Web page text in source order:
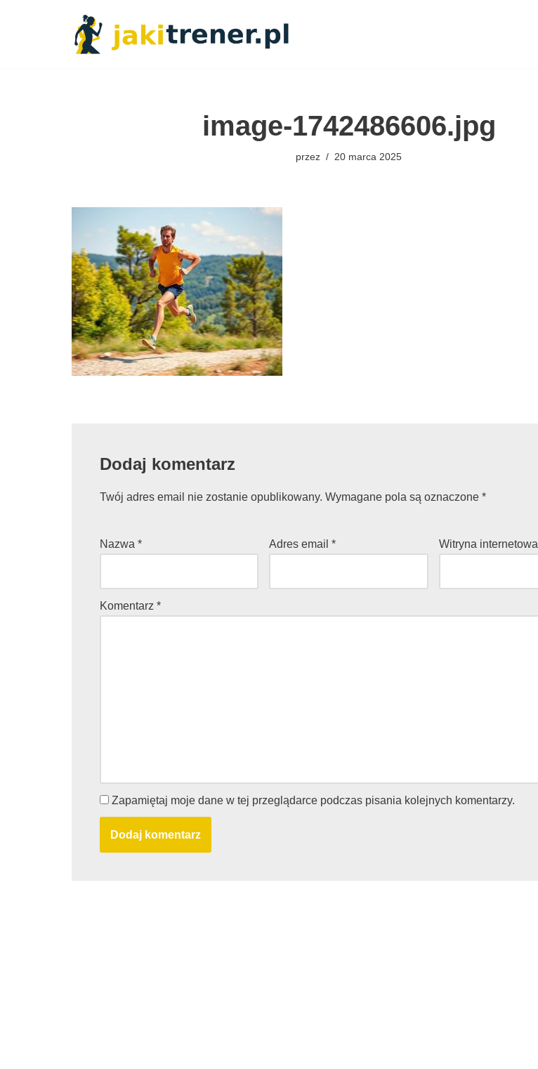
image-1742486606.jpg
przez 20 marca 2025
Dodaj komentarz
Twój adres email nie zostanie opublikowany. Wymagane pola są oznaczone *
Nazwa * Adres email* Witryna internetowa
Komentarz *
Zapamiętaj moje dane w tej przeglądarce podczas pisania kolejnych komentarzy.